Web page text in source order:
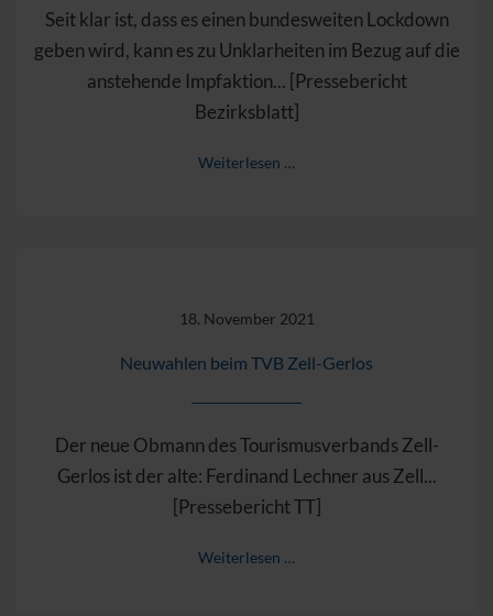
Seit klar ist, dass es einen bundesweiten Lockdown
geben wird, kann es zu Unklarheiten im Bezug auf die
anstehende Impfaktion... [Pressebericht
Bezirksblatt]
Weiterlesen …
18. November 2021
Neuwahlen beim TVB Zell-Gerlos
Der neue Obmann des Tourismusverbands Zell-
Gerlos ist der alte: Ferdinand Lechner aus Zell...
[Pressebericht TT]
Weiterlesen …